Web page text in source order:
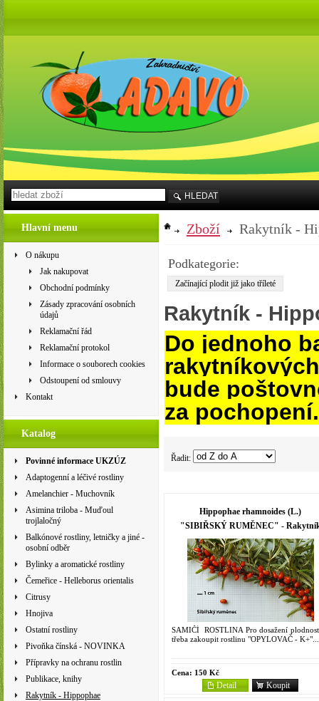
Hlavní menu
O nákupu
Jak nakupovat
Obchodní podmínky
Zásady zpracování osobních
údajů
Reklamační řád
Reklamační protokol
Informace o souborech cookies
Odstoupení od smlouvy
Kontakt
Katalog
Povinné informace UKZÚZ
Adaptogenní a léčivé rostliny
Amelanchier - Muchovník
Asimina triloba - Muďoul
trojlaločný
Balkónové rostliny, letničky a jiné -
osobní odběr
Bylinky a aromatické rostliny
Čemeřice - Helleborus orientalis
Citrusy
Hnojiva
Ostatní rostliny
Pivoňka čínská - NOVINKA
Přípravky na ochranu rostlin
Publikace, knihy
Rakytník - Hippophae
Zboží Rakytník -
Podkategorie:
Začínající plodit již jako tříleté
Rakytník -
Do jednoho
bude
za pochopení.
Řadit:
Hippophae rhamnoides (L.)
"SIBIŘSKÝ RUMĚNEC" -
řešetlákový
SAMIČÍ ROSTLINA Pro dosažení
třeba zakoupit rostlinu "OPYLOVAČ -
Cena: 150 Kč
Koupit
Detail
HLEDAT